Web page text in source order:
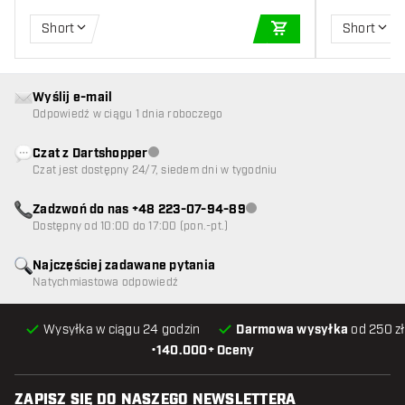
Short
DODAJ DO
Short
•140.000+ Oceny
Wysyłka w ciągu 24 godzin Darmowa wysyłka od 250
Najczęściej zadawane pytania
Natychmiastowa odpowiedź
Wyślij e-mail
Odpowiedź w ciągu 1 dnia roboczego
Czat z DartshopperObsługa klienta niedostępna
Czat jest dostępny 24/7, siedem dni w tygodniu
Zadzwoń do nas +48 223-07-94-89Obsługa klienta niedostępna
Dostępny od 10:00 do 17:00 (pon.-pt.)
ZAPISZ SIĘ DO NASZEGO NEWSLETTERA